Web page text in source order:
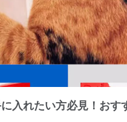
入れたい方必見！おす